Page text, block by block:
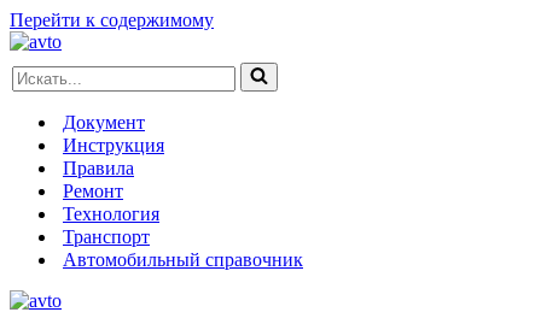
Перейти к содержимому
Искать...
Документ
Инструкция
Правила
Ремонт
Технология
Транспорт
Автомобильный справочник